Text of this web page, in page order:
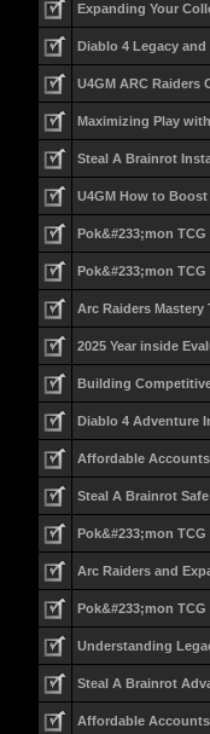
Expanding Your
Diablo 4 Legacy
U4GM ARC Raiders
Maximizing Play
Steal A Brainrot
U4GM How to
Pok&#233;mon
Pok&#233;mon
Arc Raiders
2025 Year inside
Building
Diablo 4 Adventure
Affordable
Steal A Brainrot
Pok&#233;mon
Arc Raiders and
Pok&#233;mon
Understanding
Steal A Brainrot
Affordable Accounts